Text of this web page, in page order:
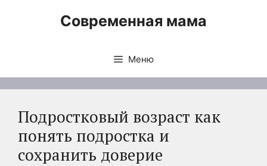
Современная мама
Меню
Подростковый возраст как
понять подростка и
сохранить доверие